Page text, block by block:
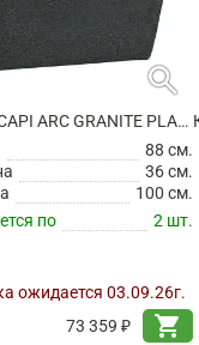
search
КАШПО CAPI ARC GRANITE PLANTER RECTANGLE BLACK
88 см.
36 см.
100 см.
по
2 шт.
ожидается 03.09.26г.
73 359 ₽
shopping_cart